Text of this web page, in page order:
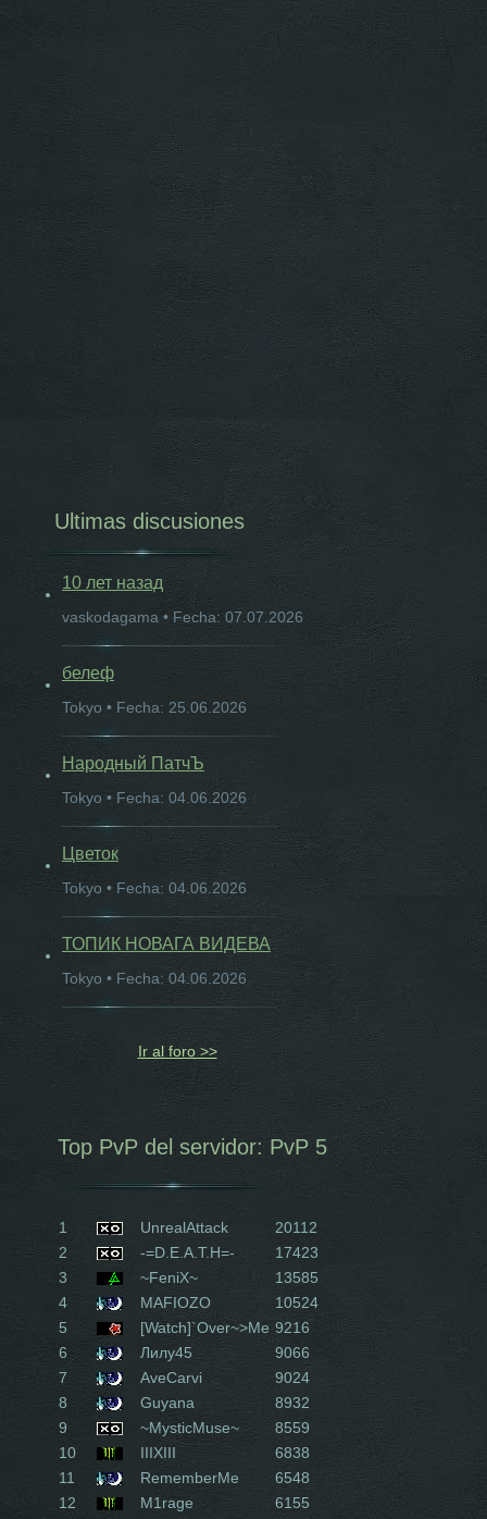
Ultimas discusiones
10 лет назад
vaskodagama • Fecha: 07.07.2026
белеф
Tokyo • Fecha: 25.06.2026
Народный ПатчЪ
Tokyo • Fecha: 04.06.2026
Цветок
Tokyo • Fecha: 04.06.2026
ТОПИК НОВАГА ВИДЕВА
Tokyo • Fecha: 04.06.2026
Ir al foro >>
Top PvP del servidor: PvP 5
1 UnrealAttack
20112
2
-=D.E.A.T.H=-
17423
3
~FeniX~
13585
4
MAFIOZO
10524
5
[Watch]`Over~>Me 9216
6
Лилу45
9066
7
AveCarvi
9024
8
Guyana
8932
9
~MysticMuse~
8559
10
IIIXIII
6838
11
RememberMe
6548
12
M1rage 6155